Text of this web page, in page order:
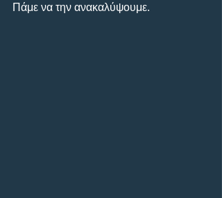
Πάμε να την ανακαλύψουμε.